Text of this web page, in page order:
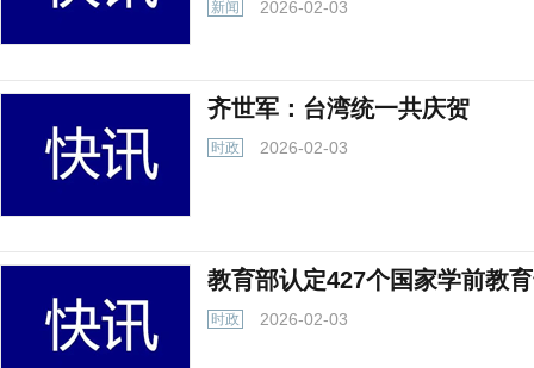
新闻 2026-02-03
齐世军：台湾统一共庆贺
时政 2026-02-03
教育部认定427个国家学前教
时政 2026-02-03